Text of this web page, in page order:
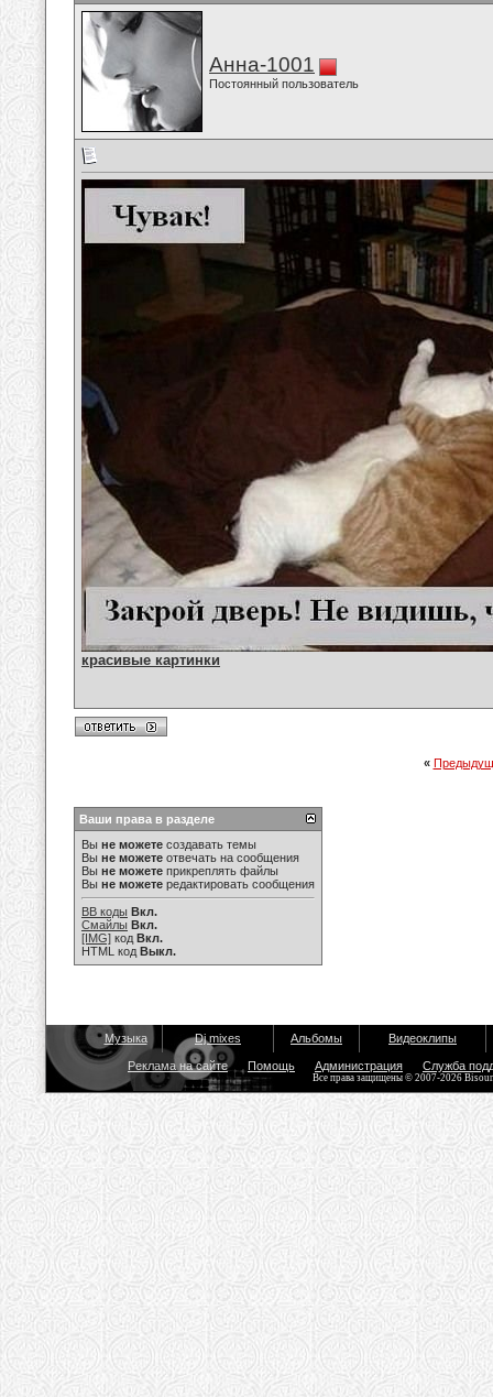
Анна-1001
Постоянный пользователь
красивые картинки
«
Ваши права в разделе
Вы не можете создавать темы
Вы не можете отвечать на сообщения
Вы не можете прикреплять файлы
Вы не можете редактировать сообщения
BB коды Вкл.
Смайлы Вкл.
[IMG] код Вкл.
HTML код Выкл.
Музыка Dj mixes Альбомы Видеоклипы
Реклама на сайте Помощь Администрация Служба
Все права защищены © 2007-2026